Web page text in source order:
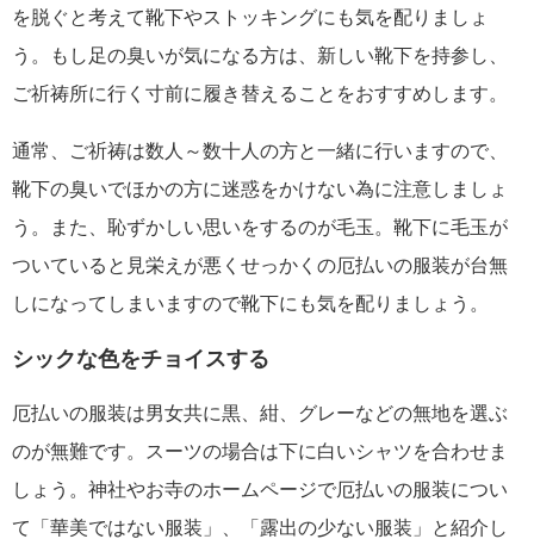
を脱ぐと考えて靴下やストッキングにも気を配りましょ
う。もし足の臭いが気になる方は、新しい靴下を持参し、
ご祈祷所に行く寸前に履き替えることをおすすめします。
通常、ご祈祷は数人～数十人の方と一緒に行いますので、
靴下の臭いでほかの方に迷惑をかけない為に注意しましょ
う。また、恥ずかしい思いをするのが毛玉。靴下に毛玉が
ついていると見栄えが悪くせっかくの厄払いの服装が台無
しになってしまいますので靴下にも気を配りましょう。
シックな色をチョイスする
厄払いの服装は男女共に黒、紺、グレーなどの無地を選ぶ
のが無難です。スーツの場合は下に白いシャツを合わせま
しょう。神社やお寺のホームページで厄払いの服装につい
て「華美ではない服装」、「露出の少ない服装」と紹介し